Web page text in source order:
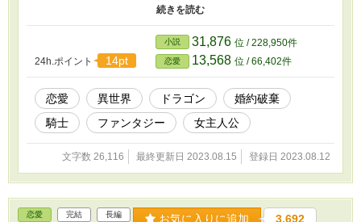
思えません。 陰鬱だとか、日陰の騎士とか罵られていたので、気
だかとっても筋肉質で、剣を持つ肉刺に親近感を持ってしまいま
す。 恥ずかしながら、ぎゅっと握ってしまいました。 もう出会う
ことのない方と思っていましたが、元婚約者からいただいた夜会の
招待状を使って出掛けると、そこはなんだか怪しい場所で、けれ
ど、見覚えのあるカップルが。あら、お隣に座られたこの男性
は……？ 小説家になろう様に掲載中です。
24h.ポイント 14pt
小説 31,876 位 / 228,950件
恋愛 13,568 位 / 66,402件
恋愛 異世界 ドラゴン
婚約破棄
騎士
ファンタジー 女主人公
文字数 26,116 最終更新日 2023.08.15 登録日 2023.08.12
恋愛 完結 長編 お気に入りに追加 3,692